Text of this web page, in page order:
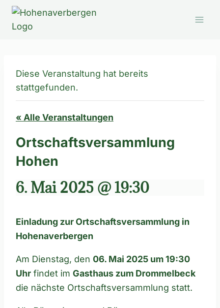
Zum
springen
Diese Veranstaltung hat bereits
stattgefunden.
« Alle Veranstaltungen
Ortschaftsversammlung
Hohen
6. Mai 2025 @ 19:30
Einladung zur Ortschaftsversammlung in
Hohenaverbergen
Am Dienstag, den 06. Mai 2025 um 19:30
Uhr findet im Gasthaus zum Drommelbeck
die nächste Ortschaftsversammlung statt.